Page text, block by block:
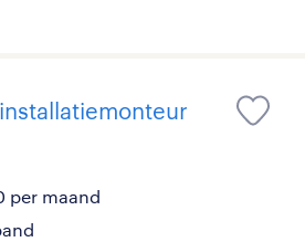
per maand